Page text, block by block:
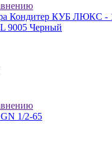
Кондитер КУБ ЛЮКС -
9005 Черный
GN 1/2-65